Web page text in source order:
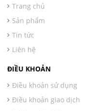
Trang chủ
Sản phẩm
Tin tức
Liên hệ
ĐIỀU KHOẢN
Điều khoản sử dụng
Điều khoản giao dịch